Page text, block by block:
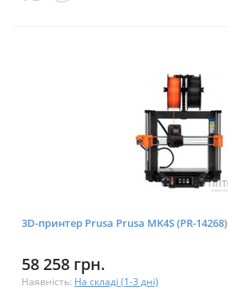
3D-принтер Prusa Prusa MK4S (PR-14268)
58 258 грн.
Наявність: На складі (1-3 дні)